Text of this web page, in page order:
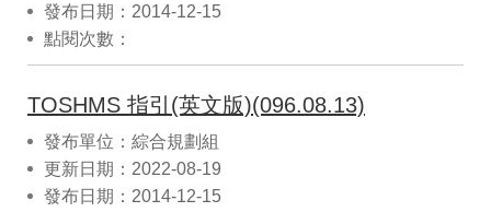
發布日期：2014-12-15
點閱次數：
TOSHMS 指引(英文版)(096.08.13)
發布單位：綜合規劃組
更新日期：2022-08-19
發布日期：2014-12-15